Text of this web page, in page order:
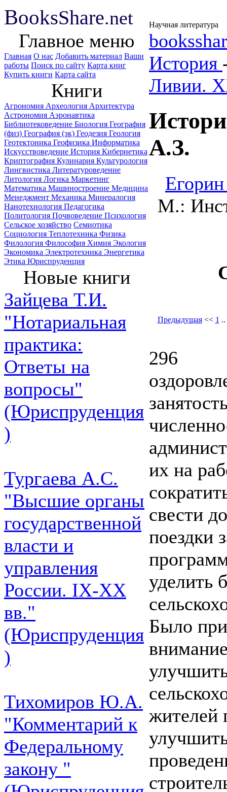
BooksShare.net Научная литература
Главное меню
Главная О нас Добавить материал Ваши
работы Поиск по сайту Карта книг
Купить книги Карта сайта
Книги
Агрономия Археология Архитектура
Астрономия Аэронавтика
Библиотековедение Биология География
(физ) География (эк) Геодезия Геология
Геотектоника Геофизика Информатика
Искусствоведение История Кибернетика
Криптография Кулинария Культурология
Лингвистика Литературоведение
Литология Логика Маркетинг
Математика Машиностроение Медицина
Менеджмент Механика Минералогия
Нанотехнология Педагогика
Политология Почвоведение Психология
Сельское хозяйство Семиотика
Социология Теплотехника Физика
Филология Философия Химия Экология
Экономика Электротехника Энергетика
Этика Юриспруденция
Новые книги
Зайцева Т.И.
"Нотариальная
практика:
Ответы на
вопросы"
(Юриспруденция
)
Тургаева А.С.
"Высшие органы
государственной
власти и
управления
России. IХ-ХХ
вв."
(Юриспруденция
)
Тихомиров Ю.А.
"Комментарий к
Федеральному
закону "
История
Ливии.
А.З.
М.:
Предыдущая<< 1 ..
296
их на
свести
поездки
уделить
Было
жителей